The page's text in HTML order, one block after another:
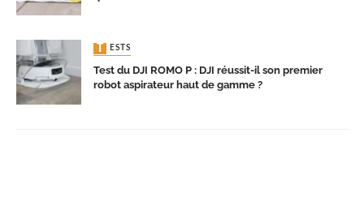
TESTS
Test du DJI ROMO P : DJI réussit-il son premier
robot aspirateur haut de gamme ?